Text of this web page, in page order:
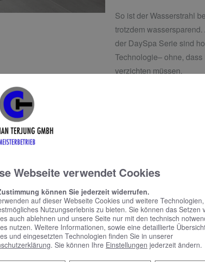
So ist der Wasserstrahl
trotzdem
der DaySpa Serie sind
Technologie– ohne,
verzichten müssen.
Die Strahlart lässt
ein vollwertiges,
Schaum lässt
Effektiv schlägt
Zu den DaySpa Duschen
Einfluss auf den
zu unterschätzen. In
noch Stand-WCs mit
Webseite verwendet Cookies
können Sie jederzeit widerrufen.
auf dieser Webseite Cookies und weitere
Nutzungserlebnis zu bieten. Sie können das Setzen
auch ablehnen und unsere Seite nur mit den technisch
nutzen. Weitere Informationen, sowie eine detaillierte
und eingesetzten Technologien finden Sie in unserer
. Sie können Ihre Einstellungen jederzeit ändern.